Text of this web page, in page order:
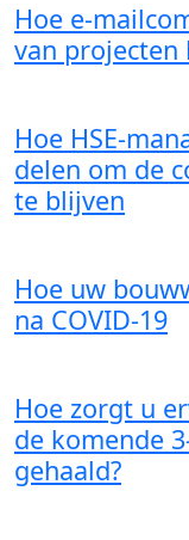
Hoe e-
van
Hoe HSE-
delen om de
te blijven
Hoe uw
na COVID-19
Hoe zorgt u
de komende
gehaald?